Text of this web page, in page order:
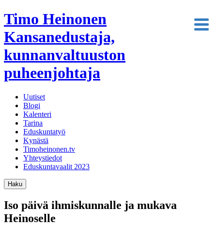
Timo Heinonen
Kansanedustaja,
kunnanvaltuuston
puheenjohtaja
Uutiset
Blogi
Kalenteri
Tarina
Eduskuntatyö
Kynästä
Timoheinonen.tv
Yhteystiedot
Eduskuntavaalit 2023
Haku
Iso päivä ihmiskunnalle ja mukava
Heinoselle